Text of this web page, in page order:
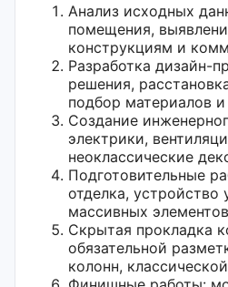
Анализ исходных
помещения,
конструкциям и
Разработка дизайн-
решения,
подбор материалов и
Создание
электрики,
неоклассические
Подготовительные
отделка, устройство
массивных
Скрытая прокладка
обязательной
колонн,